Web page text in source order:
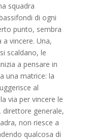
squadra
di ogni
punto, sembra
a vincere. Una,
scaldano, le
a pensare in
una matrice: la
al
via per vincere le
generale,
non riesce a
qualcosa di